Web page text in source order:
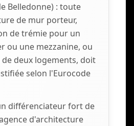
Belledonne) : toute
de mur porteur,
de trémie pour un
ou une mezzanine, ou
deux logements, doit
selon l'Eurocode
différenciateur fort de
d'architecture